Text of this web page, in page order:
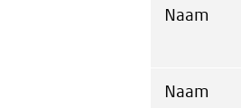
Naam
Naam